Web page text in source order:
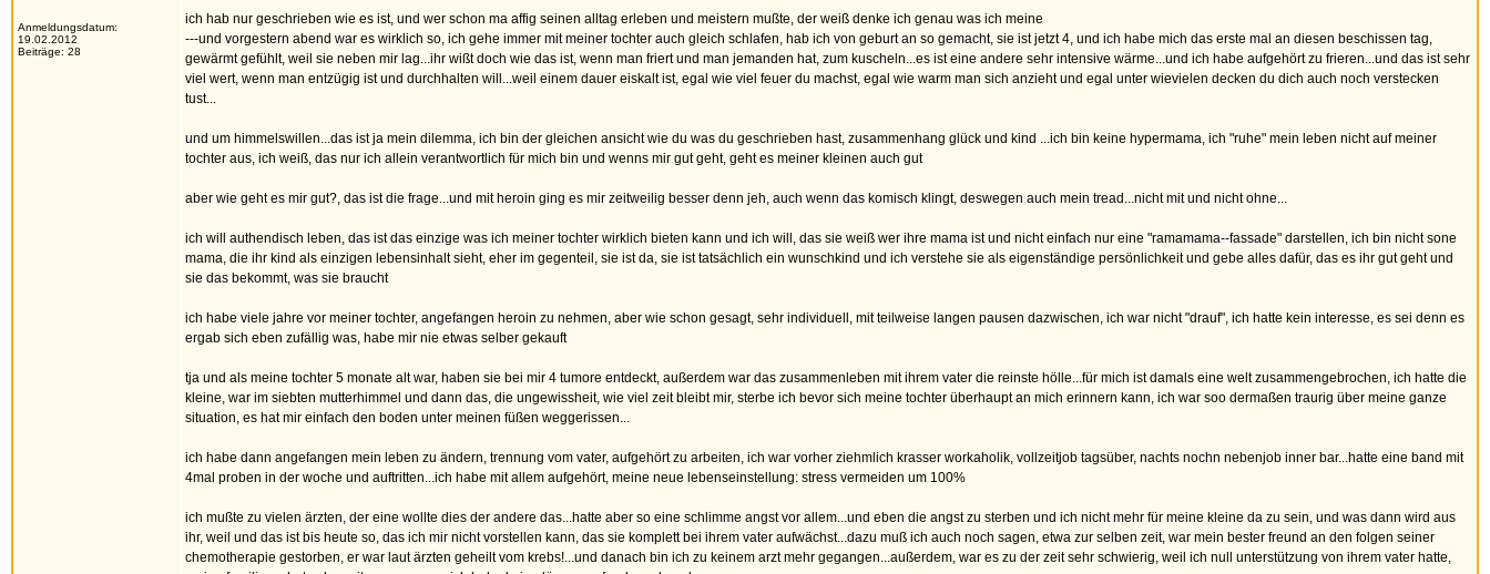
Anmeldungsdatum:
19.02.2012
Beiträge: 28
ich hab nur geschrieben wie es ist, und wer schon ma affig seinen alltag erleben und meistern mußte, der weiß denke ich genau was ich meine
---und vorgestern abend war es wirklich so, ich gehe immer mit meiner tochter auch gleich schlafen, hab ich von geburt an so gemacht, sie ist jetzt 4, und ich habe mich das erste mal an diesen beschissen tag,
gewärmt gefühlt, weil sie neben mir lag...ihr wißt doch wie das ist, wenn man friert und man jemanden hat, zum kuscheln...es ist eine andere sehr intensive wärme...und ich habe aufgehört zu frieren...und das ist sehr
viel wert, wenn man entzügig ist und durchhalten will...weil einem dauer eiskalt ist, egal wie viel feuer du machst, egal wie warm man sich anzieht und egal unter wievielen decken du dich auch noch verstecken
tust...
und um himmelswillen...das ist ja mein dilemma, ich bin der gleichen ansicht wie du was du geschrieben hast, zusammenhang glück und kind ...ich bin keine hypermama, ich "ruhe" mein leben nicht auf meiner
tochter aus, ich weiß, das nur ich allein verantwortlich für mich bin und wenns mir gut geht, geht es meiner kleinen auch gut
aber wie geht es mir gut?, das ist die frage...und mit heroin ging es mir zeitweilig besser denn jeh, auch wenn das komisch klingt, deswegen auch mein tread...nicht mit und nicht ohne...
ich will authendisch leben, das ist das einzige was ich meiner tochter wirklich bieten kann und ich will, das sie weiß wer ihre mama ist und nicht einfach nur eine "ramamama--fassade" darstellen, ich bin nicht sone
mama, die ihr kind als einzigen lebensinhalt sieht, eher im gegenteil, sie ist da, sie ist tatsächlich ein wunschkind und ich verstehe sie als eigenständige persönlichkeit und gebe alles dafür, das es ihr gut geht und
sie das bekommt, was sie braucht
ich habe viele jahre vor meiner tochter, angefangen heroin zu nehmen, aber wie schon gesagt, sehr individuell, mit teilweise langen pausen dazwischen, ich war nicht "drauf", ich hatte kein interesse, es sei denn es
ergab sich eben zufällig was, habe mir nie etwas selber gekauft
tja und als meine tochter 5 monate alt war, haben sie bei mir 4 tumore entdeckt, außerdem war das zusammenleben mit ihrem vater die reinste hölle...für mich ist damals eine welt zusammengebrochen, ich hatte die
kleine, war im siebten mutterhimmel und dann das, die ungewissheit, wie viel zeit bleibt mir, sterbe ich bevor sich meine tochter überhaupt an mich erinnern kann, ich war soo dermaßen traurig über meine ganze
situation, es hat mir einfach den boden unter meinen füßen weggerissen...
ich habe dann angefangen mein leben zu ändern, trennung vom vater, aufgehört zu arbeiten, ich war vorher ziehmlich krasser workaholik, vollzeitjob tagsüber, nachts nochn nebenjob inner bar...hatte eine band mit
4mal proben in der woche und auftritten...ich habe mit allem aufgehört, meine neue lebenseinstellung: stress vermeiden um 100%
ich mußte zu vielen ärzten, der eine wollte dies der andere das...hatte aber so eine schlimme angst vor allem...und eben die angst zu sterben und ich nicht mehr für meine kleine da zu sein, und was dann wird aus
ihr, weil und das ist bis heute so, das ich mir nicht vorstellen kann, das sie komplett bei ihrem vater aufwächst...dazu muß ich auch noch sagen, etwa zur selben zeit, war mein bester freund an den folgen seiner
chemotherapie gestorben, er war laut ärzten geheilt vom krebs!...und danach bin ich zu keinem arzt mehr gegangen...außerdem, war es zu der zeit sehr schwierig, weil ich null unterstützung von ihrem vater hatte,